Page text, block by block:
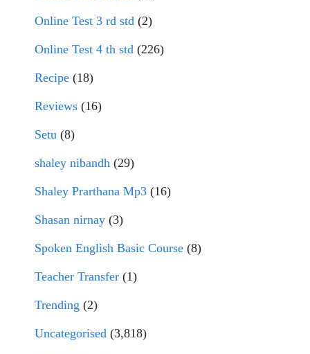
Online Test 3 rd std (2)
Online Test 4 th std (226)
Recipe (18)
Reviews (16)
Setu (8)
shaley nibandh (29)
Shaley Prarthana Mp3 (16)
Shasan nirnay (3)
Spoken English Basic Course (8)
Teacher Transfer (1)
Trending (2)
Uncategorised (3,818)